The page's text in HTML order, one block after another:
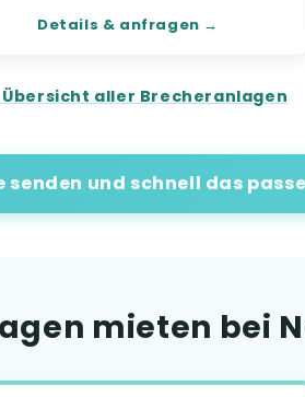
Details & anfragen
Übersicht aller Brecheranlagen
senden und schnell das
mieten bei